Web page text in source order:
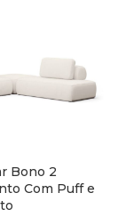
Bono 2
Com Puff e